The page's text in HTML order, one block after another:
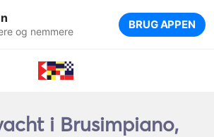
og nemmere BRUG APPEN
i Brusimpiano,